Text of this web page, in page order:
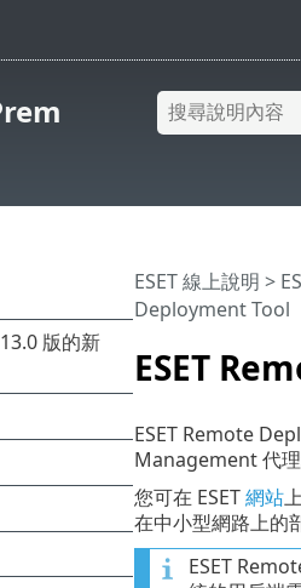
ESET
ESET 線上說明 >
Deployment Tool
ESET Remote
Management 代理
您可在 ESET網站
在中小型網路上的
ESET